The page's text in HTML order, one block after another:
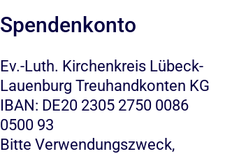
Spendenkonto
Ev.-Luth. Kirchenkreis Lübeck-
Lauenburg Treuhandkonten KG
IBAN: DE20 2305 2750 0086
0500 93
Bitte Verwendungszweck,